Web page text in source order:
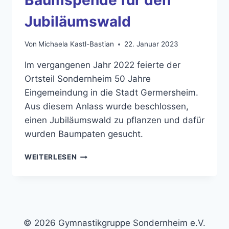
Jubiläumswald
Von Michaela Kastl-Bastian 22. Januar 2023
Im vergangenen Jahr 2022 feierte der
Ortsteil Sondernheim 50 Jahre
Eingemeindung in die Stadt Germersheim.
Aus diesem Anlass wurde beschlossen,
einen Jubiläumswald zu pflanzen und dafür
wurden Baumpaten gesucht.
WEITERLESEN BAUMSPENDE
© 2026 Gymnastikgruppe Sondernheim e.V.